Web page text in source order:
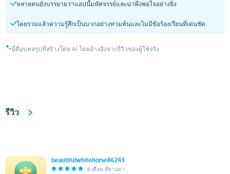
หลายคนยังบรรยายว่าแอปนี้มหัศจรรย์และน่าพึงพอใจอย่างยิ่ง
โดยรวมแล้วความรู้สึกเป็นบวกอย่างท่วมท้นและไม่มีข้อร้องเรียนที่เด่นชัด
นี่คือบทสรุปที่สร้างโดย AI โดยอ้างอิงจากรีวิวของผู้ใช้จริง
รีวิว
beautifulwhitehorse86243
6 เดือน ที่ผ่านมา